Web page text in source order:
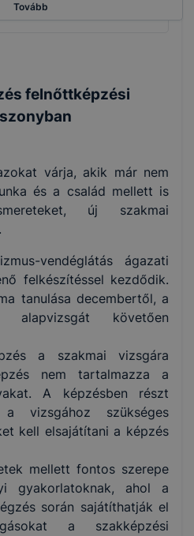
Tovább
felnőttképzési
várja, akik már nem
és a család mellett is
új szakmai
vendéglátás ágazati
felkészítéssel kezdődik.
tanulása decembertől, a
alapvizsgát követően
a szakmai vizsgára
nem tartalmazza a
A képzésben részt
vizsgához szükséges
kell elsajátítani a képzés
mellett fontos szerepe
gyakorlatoknak, ahol a
során sajátíthatják el
a szakképzési